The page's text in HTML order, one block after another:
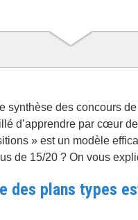
synthèse des concours
d’apprendre par cœur
» est un modèle
de 15/20 ? On vous
des plans types